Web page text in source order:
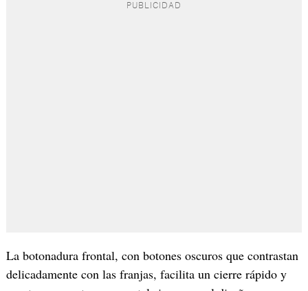
La botonadura frontal, con botones oscuros que contrastan
delicadamente con las franjas, facilita un cierre rápido y